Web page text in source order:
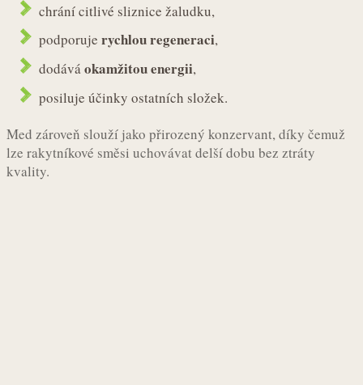
chrání citlivé sliznice žaludku,
podporuje rychlou regeneraci,
dodává okamžitou energii,
posiluje účinky ostatních složek.
Med zároveň slouží jako přirozený konzervant, díky čemuž
lze rakytníkové směsi uchovávat delší dobu bez ztráty
kvality.